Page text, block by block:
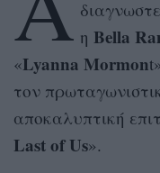
η Bella
«Lyanna Mormon
τον
αποκαλυπτική
Last of Us».